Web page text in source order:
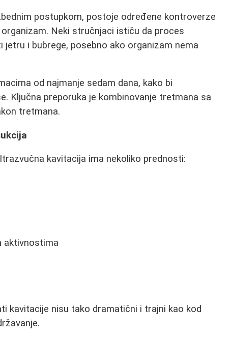
postupkom, postoje određene kontroverze
Neki stručnjaci ističu da proces
i bubrege, posebno ako organizam nema
od najmanje sedam dana, kako bi
Ključna preporuka je kombinovanje tretmana sa
tretmana.
kavitacija ima nekoliko prednosti:
aktivnostima
kavitacije nisu tako dramatični i trajni kao kod